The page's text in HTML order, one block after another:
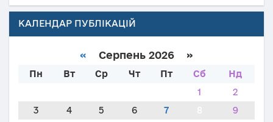
КАЛЕНДАР ПУБЛІКАЦІЙ
« Серпень 2026 »
Пн Вт Ср Чт Пт Сб
Нд
1
2
3
4 5 6 7
9